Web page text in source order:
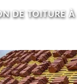
DE TOITURE